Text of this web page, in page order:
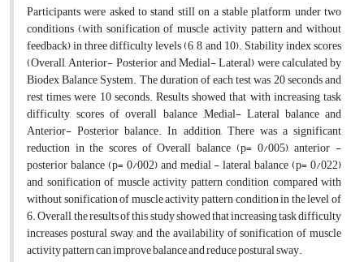
Participants were asked to stand still on a stable platform under two
conditions (with sonification of muscle activity pattern and without
feedback) in three difficulty levels (6, 8, and 10). Stability index scores
(Overall, Anterior- Posterior and Medial- Lateral) were calculated by
Biodex Balance System. The duration of each test was 20 seconds and
rest times were 10 seconds. Results showed that with increasing task
difficulty, scores of overall balance ,Medial- Lateral balance and
Anterior- Posterior balance. In addition, There was a significant
reduction in the scores of Overall balance (p= 0/005), anterior -
posterior balance (p= 0/002) and medial - lateral balance (p= 0/022)
and sonification of muscle activity pattern condition compared with
without sonification of muscle activity pattern condition in the level of
6. Overall, the results of this study showed that increasing task difficulty
increases postural sway, and the availability of sonification of muscle
activity pattern can improve balance and reduce postural sway.